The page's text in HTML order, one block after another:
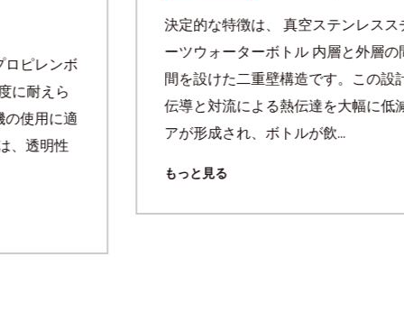
決定的な特徴は、 真空ステンレススチールスポ
ーツウォーターボトル 内層と外層の間に真空空
間を設けた二重壁構造です。この設計により、熱
伝導と対流による熱伝達を大幅に低減する熱バリ
アが形成され、ボトルが飲...